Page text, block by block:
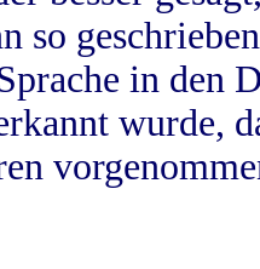
so
in
wurde,